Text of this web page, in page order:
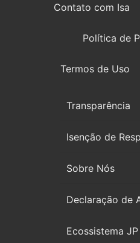
Contato com Isa
Política de
Termos de Uso
Transparência
Isenção de
Sobre Nós
Declaração de
Ecossistema JP